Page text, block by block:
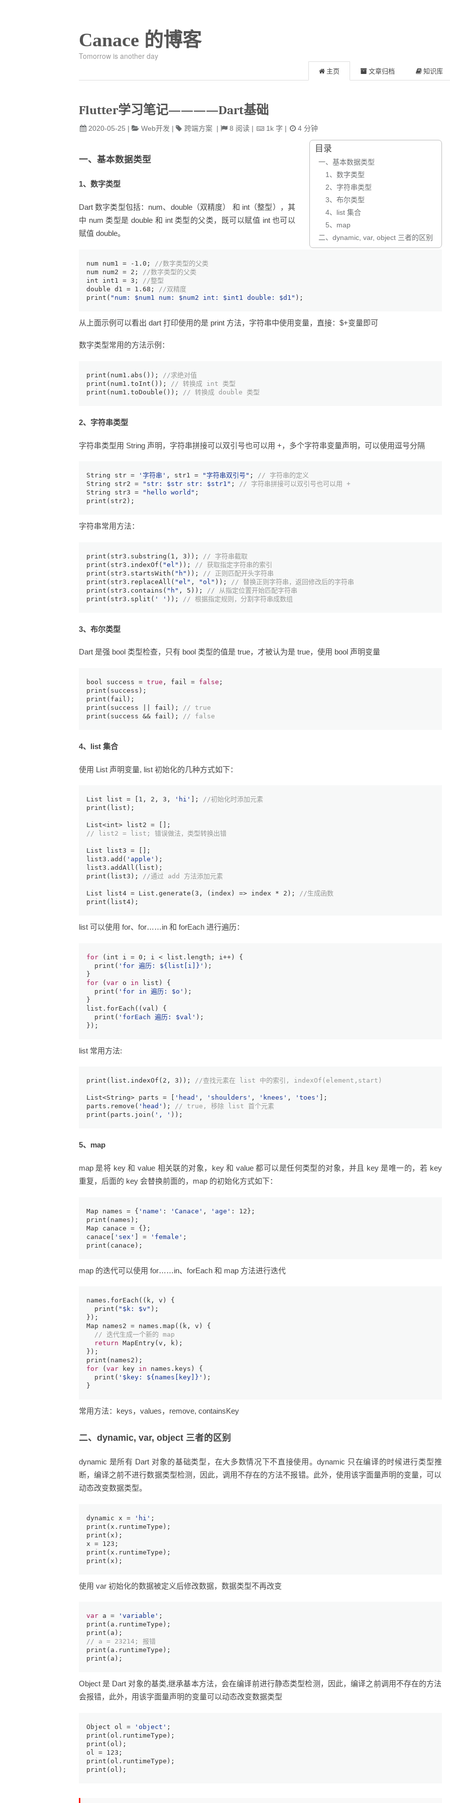
Canace 的博客
Tomorrow is another day
主页 文章归档 知识库
Flutter学习笔记————Dart基础
2020-05-25 | Web开发 | 跨端方案 | 8 阅读 | 1k 字 | 4 分钟
目录
一、基本数据类型
1、数字类型
2、字符串类型
3、布尔类型
4、list 集合
5、map
二、dynamic, var, object 三者的区别
一、基本数据类型
1、数字类型
Dart 数字类型包括：num、double（双精度） 和 int（整型），其
中 num 类型是 double 和 int 类型的父类，既可以赋值 int 也可以
赋值 double。
num num1 = - 1.0 ;
//数字类型的父类
num num2 = 2 ;
//数字类型的父类
int int1 = 3 ;
//整型
double d1 = 1.68 ;
//双精度
print ( "num: $num1 num: $num2 int: $int1 double: $d1 " );
从上面示例可以看出 dart 打印使用的是 print 方法，字符串中使用变量，直接：$+变量即可
数字类型常用的方法示例：
print (num1.abs());
//求绝对值
print (num1.toInt());
// 转换成 int 类型
print (num1.toDouble()); // 转换成 double 类型
2、字符串类型
字符串类型用 String 声明，字符串拼接可以双引号也可以用 +，多个字符串变量声明，可以使用逗号分隔
String str = '字符串' , str1 = "字符串双引号" ;
// 字符串的定义
String str2 = "str: $str str: $str1 " ;
// 字符串拼接可以双引号也可以用 +
String str3 = "hello world" ;
print (str2);
字符串常用方法：
print (str3.substring( 1 , 3 ));
// 字符串截取
print (str3.indexOf( "el" ));
// 获取指定字符串的索引
print (str3.startsWith( "h" ));
// 正则匹配开头字符串
print (str3.replaceAll( "el" , "ol" ));
// 替换正则字符串，返回修改后的字符串
print (str3.contains( "h" , 5 ));
// 从指定位置开始匹配字符串
print (str3.split( ' ' )); // 根据指定规则，分割字符串成数组
3、布尔类型
Dart 是强 bool 类型检查，只有 bool 类型的值是 true，才被认为是 true，使用 bool 声明变量
bool success = true , fail = false ;
print (success);
print (fail);
print (success || fail);
// true
print (success && fail); // false
4、list 集合
使用 List 声明变量, list 初始化的几种方式如下：
List list = [ 1 , 2 , 3 , 'hi' ];
//初始化时添加元素
print (list);
List<int> list2 = [];
// list2 = list; 错误做法，类型转换出错
List list3 = [];
list3.add( 'apple' );
list3.addAll(list);
print (list3); //通过 add 方法添加元素
List list4 = List .generate( 3 , (index) => index * 2 );
//生成函数
print (list4);
list 可以使用 for、for……in 和 forEach 进行遍历：
for ( int i = 0 ; i < list.length; i++) {
print ( 'for 遍历: ${list[i]} ' );
}
for ( var o in list) {
print ( 'for in 遍历: $o ' );
}
list.forEach((val) {
print ( 'forEach 遍历: $val ' );
});
list 常用方法:
print (list.indexOf( 2 , 3 )); //查找元素在 list 中的索引, indexOf(element,start)
List<String> parts = [ 'head' , 'shoulders' , 'knees' , 'toes'
];
parts.remove( 'head' );
// true, 移除 list 首个元素
print (parts.join( ', ' ));
5、map
map 是将 key 和 value 相关联的对象，key 和 value 都可以是任何类型的对象，并且 key 是唯一的，若 key
重复，后面的 key 会替换前面的，map 的初始化方式如下：
Map names = { 'name' : 'Canace' , 'age' : 12};
print (names);
Map canace = {};
canace[ 'sex' ] = 'female' ;
print (canace);
map 的迭代可以使用 for……in、forEach 和 map 方法进行迭代
names.forEach((k, v) {
print ( " $k : $v " );
});
Map names2 = names.map((k, v) {
// 迭代生成一个新的 map
return MapEntry(v, k);
});
print (names2);
for ( var key in names.keys) {
print ( ' $key : ${names[key]} ' );
}
常用方法：keys，values，remove, containsKey
二、dynamic, var, object 三者的区别
dynamic 是所有 Dart 对象的基础类型，在大多数情况下不直接使用。dynamic 只在编译的时候进行类型推
断，编译之前不进行数据类型检测，因此，调用不存在的方法不报错。此外，使用该字面量声明的变量，可以
动态改变数据类型。
dynamic x = 'hi' ;
print (x.runtimeType);
print (x);
x = 123 ;
print (x.runtimeType);
print (x);
使用 var 初始化的数据被定义后修改数据，数据类型不再改变
var a = 'variable' ;
print (a.runtimeType);
print (a);
// a = 23214; 报错
print (a.runtimeType);
print (a);
Object 是 Dart 对象的基类,继承基本方法，会在编译前进行静态类型检测，因此，编译之前调用不存在的方法
会报错，此外，用该字面量声明的变量可以动态改变数据类型
Object ol = 'object' ;
print (ol.runtimeType);
print (ol);
ol = 123 ;
print (ol.runtimeType);
print (ol);